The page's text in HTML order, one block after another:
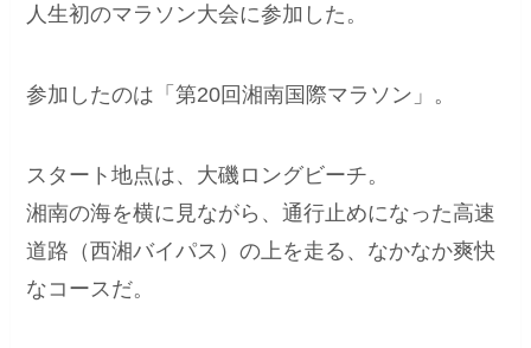
人生初のマラソン大会に参加した。
参加したのは「第20回湘南国際マラソン」。
スタート地点は、大磯ロングビーチ。
湘南の海を横に見ながら、通行止めになった高速
道路（西湘バイパス）の上を走る、なかなか爽快
なコースだ。